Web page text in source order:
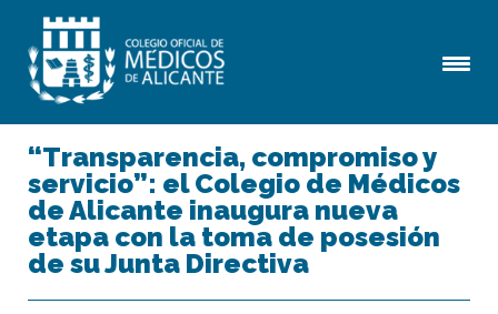
“Transparencia, compromiso y
servicio”: el Colegio de Médicos
de Alicante inaugura nueva
etapa con la toma de posesión
de su Junta Directiva